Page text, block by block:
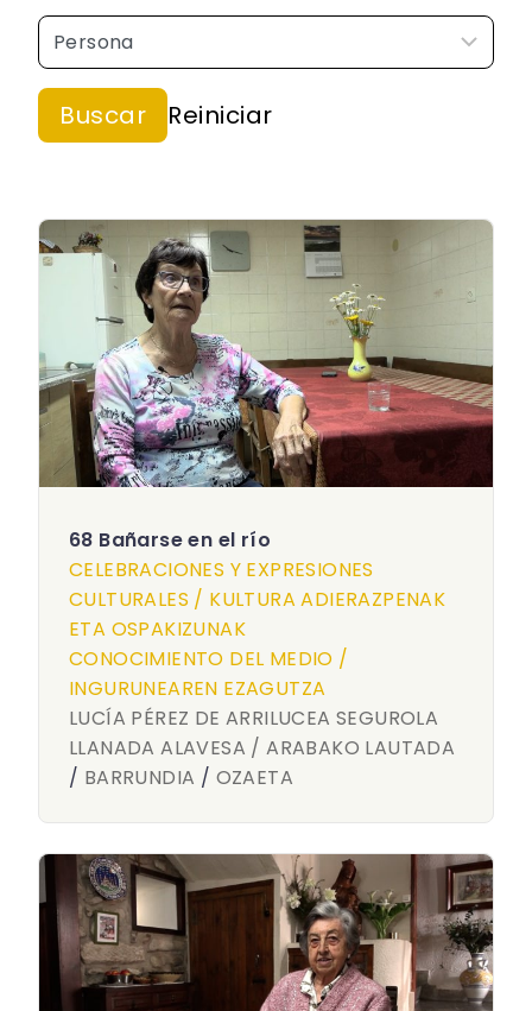
68 Bañarse en el río
CELEBRACIONES Y EXPRESIONES
CULTURALES / KULTURA ADIERAZPENAK
ETA OSPAKIZUNAK
CONOCIMIENTO DEL MEDIO /
INGURUNEAREN EZAGUTZA
LUCÍA PÉREZ DE ARRILUCEA SEGUROLA
LLANADA ALAVESA / ARABAKO LAUTADA
/ BARRUNDIA / OZAETA